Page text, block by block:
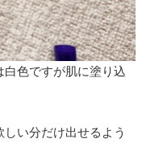
色ですが肌に塗り込
い分だけ出せるよう